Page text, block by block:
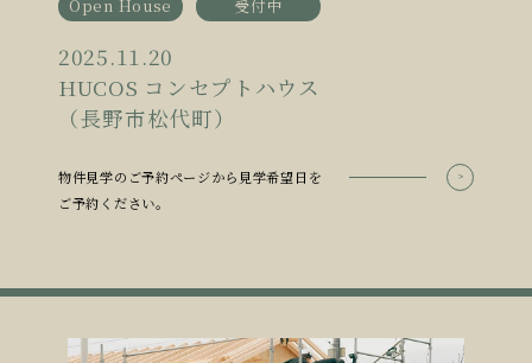
Open House 受付中
2025.11.20
HUCOS コンセプトハウス
（長野市松代町）
物件見学のご予約ページから見学希望日を
ご予約ください。